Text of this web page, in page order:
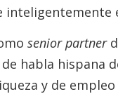
senior partner
habla hispana
y de